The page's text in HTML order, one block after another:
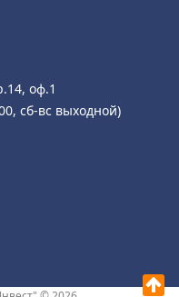
оф.1
сб-вс выходной)